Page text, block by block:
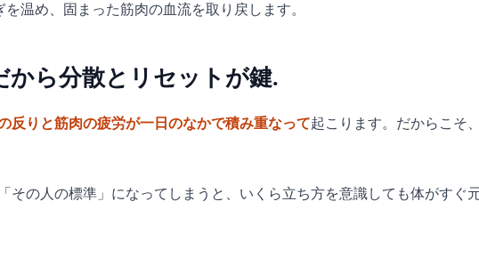
温め、固まった筋肉の血流を取り戻します。
から分散とリセットが鍵.
反りと筋肉の疲労が一日のなかで積み重なって起こります。だからこそ
その人の標準」になってしまうと、いくら立ち方を意識しても体がす